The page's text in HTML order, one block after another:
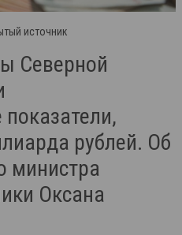
источник
Северной
рублей. Об
министра
Оксана